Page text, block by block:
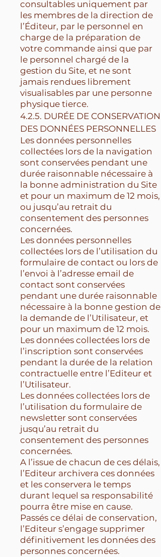
consultables uniquement par
les membres de la direction de
l’Éditeur, par le personnel en
charge de la préparation de
votre commande ainsi que par
le personnel chargé de la
gestion du Site, et ne sont
jamais rendues librement
visualisables par une personne
physique tierce.
4.2.5. DURÉE DE CONSERVATION
DES DONNÉES PERSONNELLES
Les données personnelles
collectées lors de la navigation
sont conservées pendant une
durée raisonnable nécessaire à
la bonne administration du Site
et pour un maximum de 12 mois,
ou jusqu’au retrait du
consentement des personnes
concernées.
Les données personnelles
collectées lors de l’utilisation du
formulaire de contact ou lors de
l’envoi à l’adresse email de
contact sont conservées
pendant une durée raisonnable
nécessaire à la bonne gestion de
la demande de l’Utilisateur, et
pour un maximum de 12 mois.
Les données collectées lors de
l’inscription sont conservées
pendant la durée de la relation
contractuelle entre l’Editeur et
l’Utilisateur.
Les données collectées lors de
l’utilisation du formulaire de
newsletter sont conservées
jusqu’au retrait du
consentement des personnes
concernées.
A l’issue de chacun de ces délais,
l’Editeur archivera ces données
et les conservera le temps
durant lequel sa responsabilité
pourra être mise en cause.
Passés ce délai de conservation,
l’Editeur s’engage supprimer
définitivement les données des
personnes concernées.